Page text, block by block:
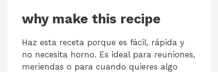
why make this recipe
Haz esta receta porque es fácil, rápida y
no necesita horno. Es ideal para reuniones,
meriendas o para cuando quieres algo